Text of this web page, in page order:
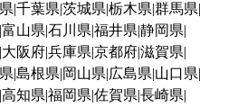
千葉県 茨城県 栃木県 群馬県
富山県 石川県 福井県 静岡県
大阪府兵庫県 京都府滋賀県
島根県 岡山県 広島県 山口県
高知県 福岡県 佐賀県 長崎県